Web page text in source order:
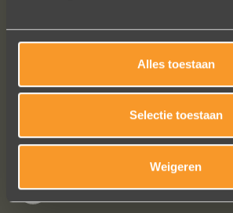
Alles toestaan
Selectie toestaan
Weigeren
Bekijk al onze reviews